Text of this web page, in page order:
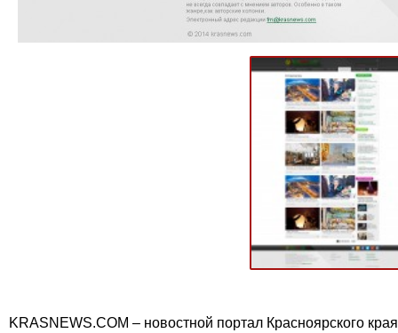
KRASNEWS.COM – новостной портал Красноярского